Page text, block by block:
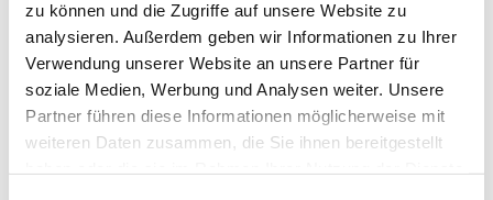
zu können und die Zugriffe auf unsere Website zu
analysieren. Außerdem geben wir Informationen zu Ihrer
Verwendung unserer Website an unsere Partner für
soziale Medien, Werbung und Analysen weiter. Unsere
Partner führen diese Informationen möglicherweise mit
weiteren Daten zusammen, die Sie ihnen bereitgestellt
Mai 2023
April 2023
März 2023